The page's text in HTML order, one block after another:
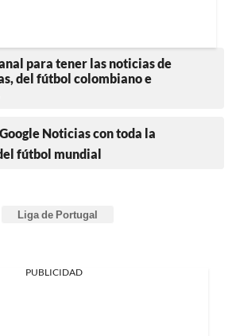
para tener las noticias de
del fútbol colombiano e
Noticias con toda la
fútbol mundial
Liga de Portugal
PUBLICIDAD